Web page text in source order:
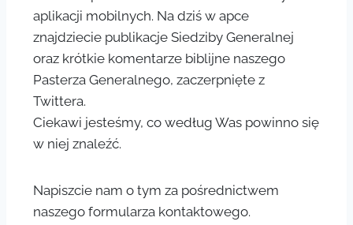
aplikacji mobilnych. Na dziś w apce
znajdziecie publikacje Siedziby Generalnej
oraz krótkie komentarze biblijne naszego
Pasterza Generalnego, zaczerpnięte z
Twittera.
Ciekawi jesteśmy, co według Was powinno się
w niej znaleźć.
Napiszcie nam o tym za pośrednictwem
naszego formularza kontaktowego.